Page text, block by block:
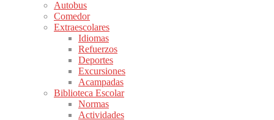
Autobus
Comedor
Extraescolares
Idiomas
Refuerzos
Deportes
Excursiones
Acampadas
Biblioteca Escolar
Normas
Actividades